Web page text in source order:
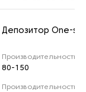
Депозитор One-
Производительность
80-150
Производительность